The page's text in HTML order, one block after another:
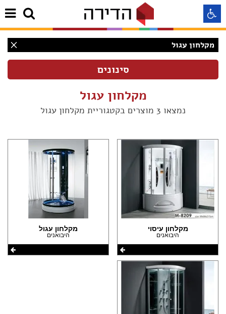
מקלחון עגול
(3)
(3)
(3)
מקלחון עגול
נמצאו 3 מוצרים בקטגוריית מקלחון עגול
מקלחון עיסוי
היבואנים
מקלחון עגול
היבואנים
התאמה לקורא מסך
התאמה לכבדי ראיה
תצוגה רגילה
הדגשת קישורים
Aא Aא Aא